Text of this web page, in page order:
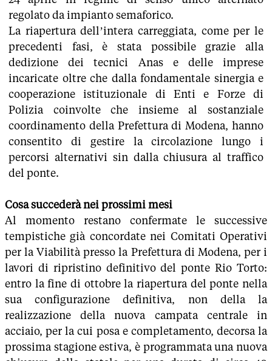
regolato da impianto semaforico.
La riapertura dell’intera carreggiata, come per le
precedenti fasi, è stata possibile grazie alla
dedizione dei tecnici Anas e delle imprese
incaricate oltre che dalla fondamentale sinergia e
cooperazione istituzionale di Enti e Forze di
Polizia coinvolte che insieme al sostanziale
coordinamento della Prefettura di Modena, hanno
consentito di gestire la circolazione lungo i
percorsi alternativi sin dalla chiusura al traffico
del ponte.
Cosa succederà nei prossimi mesi
Al momento restano confermate le successive
tempistiche già concordate nei Comitati Operativi
per la Viabilità presso la Prefettura di Modena, per i
lavori di ripristino definitivo del ponte Rio Torto:
entro la fine di ottobre la riapertura del ponte nella
sua configurazione definitiva, non della la
realizzazione della nuova campata centrale in
acciaio, per la cui posa e completamento, decorsa la
prossima stagione estiva, è programmata una nuova